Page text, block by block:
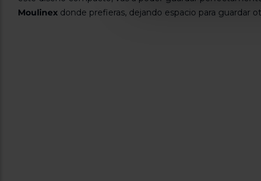
Moulinex donde prefieras, dejando espacio para guardar